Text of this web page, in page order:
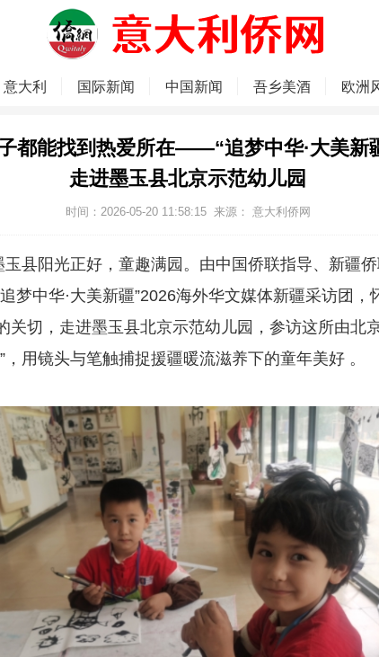
意大利 国际新闻 中国新闻 吾乡美酒 欧洲
都能找到热爱所在——“追梦中华·大美新
走进墨玉县北京示范幼儿园
时间：2026-05-20 11:58:15 来源： 意大利侨网
玉县阳光正好，童趣满园。由中国侨联指导、新疆
梦中华·大美新疆”2026海外华文媒体新疆采访团，
关切，走进墨玉县北京示范幼儿园，参访这所由北
，用镜头与笔触捕捉援疆暖流滋养下的童年美好 。